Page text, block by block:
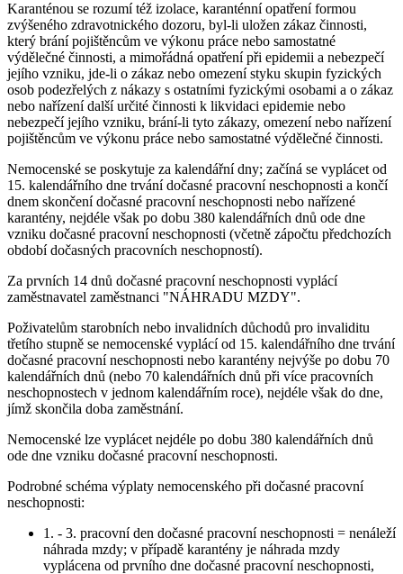
Karanténou se rozumí též izolace, karanténní opatření formou
zvýšeného zdravotnického dozoru, byl-li uložen zákaz činnosti,
který brání pojištěncům ve výkonu práce nebo samostatné
výdělečné činnosti, a mimořádná opatření při epidemii a nebezpečí
jejího vzniku, jde-li o zákaz nebo omezení styku skupin fyzických
osob podezřelých z nákazy s ostatními fyzickými osobami a o zákaz
nebo nařízení další určité činnosti k likvidaci epidemie nebo
nebezpečí jejího vzniku, brání-li tyto zákazy, omezení nebo nařízení
pojištěncům ve výkonu práce nebo samostatné výdělečné činnosti.
Nemocenské se poskytuje za kalendářní dny; začíná se vyplácet od
15. kalendářního dne trvání dočasné pracovní neschopnosti a končí
dnem skončení dočasné pracovní neschopnosti nebo nařízené
karantény, nejdéle však po dobu 380 kalendářních dnů ode dne
vzniku dočasné pracovní neschopnosti (včetně zápočtu předchozích
období dočasných pracovních neschopností).
Za prvních 14 dnů dočasné pracovní neschopnosti vyplácí
zaměstnavatel zaměstnanci "NÁHRADU MZDY".
Poživatelům starobních nebo invalidních důchodů pro invaliditu
třetího stupně se nemocenské vyplácí od 15. kalendářního dne trvání
dočasné pracovní neschopnosti nebo karantény nejvýše po dobu 70
kalendářních dnů (nebo 70 kalendářních dnů při více pracovních
neschopnostech v jednom kalendářním roce), nejdéle však do dne,
jímž skončila doba zaměstnání.
Nemocenské lze vyplácet nejdéle po dobu 380 kalendářních dnů
ode dne vzniku dočasné pracovní neschopnosti.
Podrobné schéma výplaty nemocenského při dočasné pracovní
neschopnosti:
1. - 3. pracovní den dočasné pracovní neschopnosti = nenáleží
náhrada mzdy; v případě karantény je náhrada mzdy
vyplácena od prvního dne dočasné pracovní neschopnosti,